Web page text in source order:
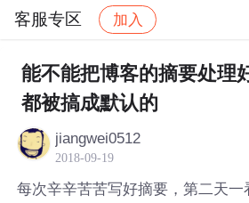
客服专区 加入
社区 客服专区 帖子详情
能不能把博客的摘要处理
都被搞成默认的
jiangwei0512
2018-09-19
每次辛辛苦苦写好摘要，第二天一